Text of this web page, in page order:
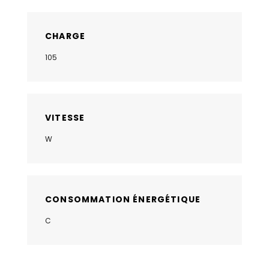
CHARGE
105
VITESSE
W
CONSOMMATION ÉNERGÉTIQUE
C